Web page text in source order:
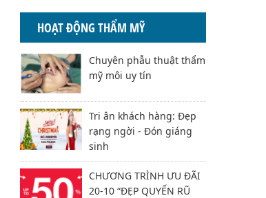
HOẠT ĐỘNG THẨM MỸ
Chuyên phẫu thuật thẩm
mỹ môi uy tín
Tri ân khách hàng: Đẹp
rạng ngời - Đón giáng
sinh
CHƯƠNG TRÌNH ƯU ĐÃI
20-10 “ĐẸP QUYẾN RŨ